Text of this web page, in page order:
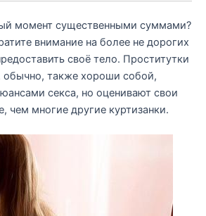
момент существенными суммами?
внимание на более не дорогих
своё тело. Проститутки
обычно, также хороши собой,
секса, но оценивают свои
чем многие другие куртизанки.